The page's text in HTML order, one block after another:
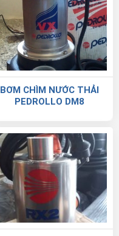
BƠM CHÌM NƯỚC THẢI
PEDROLLO DM8